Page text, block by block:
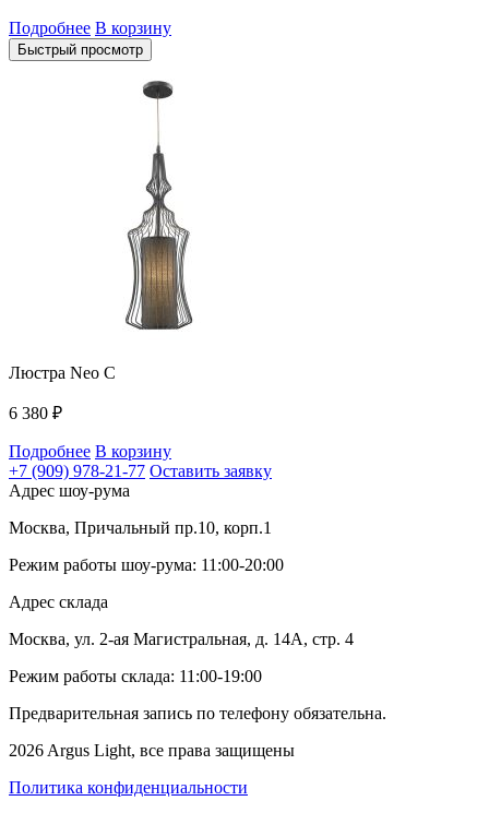
Подробнее В корзину
Быстрый просмотр
Люстра Neo C
6 380 ₽
Подробнее В корзину
+7 (909) 978-21-77 Оставить заявку
Адрес шоу-рума
Москва, Причальный пр.10, корп.1
Режим работы шоу-рума: 11:00-20:00
Адрес склада
Москва, ул. 2-ая Магистральная, д. 14А, стр. 4
Режим работы склада: 11:00-19:00
Предварительная запись по телефону обязательна.
2026 Argus Light, все права защищены
Политика конфиденциальности